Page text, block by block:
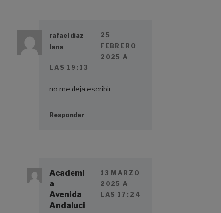
rafael diaz
lana
25
FEBRERO
2025 A
LAS 19:13
no me deja escribir
Responder
Academi
a
Avenida
Andaluci
13 MARZO
2025 A
LAS 17:24